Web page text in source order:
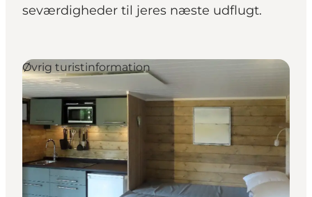
seværdigheder til jeres næste udflugt.
Øvrig turistinformation